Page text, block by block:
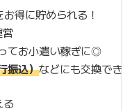
得に貯められる！
営
てお小遣い稼ぎに◎
振込）などにも交換でき
る